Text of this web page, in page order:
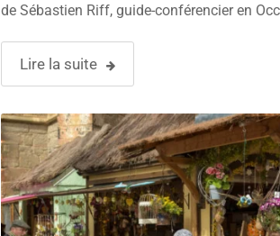
de Sébastien Riff, guide-conférencier en
nos …
Lire la suite